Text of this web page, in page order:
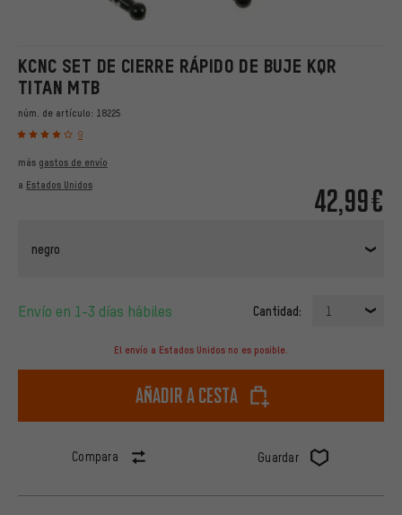
KCNC SET DE CIERRE RÁPIDO DE BUJE KQR
TITAN MTB
núm. de artículo: 18225
9
42,99€
más gastos de envío
a Estados Unidos
negro
Envío en 1-3 días hábiles Cantidad: 1
El envío a Estados Unidos no es posible.
Añadir a cesta
Compara Guardar